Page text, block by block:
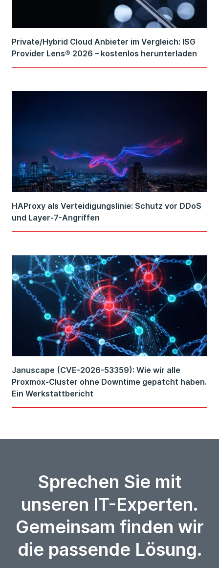
Private/Hybrid Cloud Anbieter im Vergleich: ISG
Provider Lens® 2026 – kostenlos herunterladen
HAProxy als Verteidigungslinie: Schutz vor DDoS
und Layer-7-Angriffen
Januscape (CVE-2026-53359): Wie wir alle
Proxmox-Cluster ohne Downtime gepatcht haben.
Ein Werkstattbericht
Sprechen Sie mit
unseren IT-Experten.
Gemeinsam finden wir
die passende Lösung.